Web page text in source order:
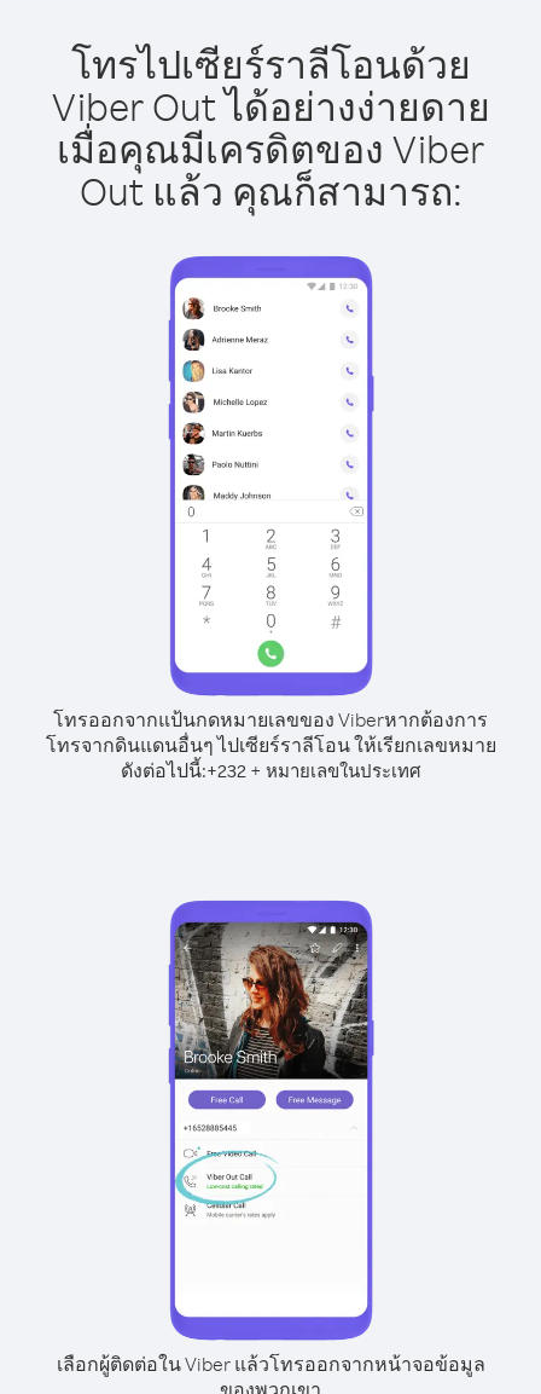
โทรไปเซียร์ราลีโอนด้วย
Viber Out ได้อย่างง่ายดาย
เมื่อคุณมีเครดิตของ Viber
Out แล้ว คุณก็สามารถ:
โทรออกจากแป้นกดหมายเลขของ Viberหากต้องการ
โทรจากดินแดนอื่นๆ ไปเซียร์ราลีโอน ให้เรียกเลขหมาย
ดังต่อไปนี้:+232+ หมายเลขในประเทศ
เลือกผู้ติดต่อใน Viber แล้วโทรออกจากหน้าจอข้อมูล
ของพวกเขา